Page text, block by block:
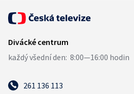
261 136 113